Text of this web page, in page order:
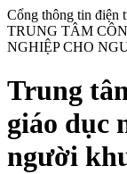
Cổng thông tin điện
TRUNG TÂM
NGHIỆP CHO
Trung
giáo dục
người